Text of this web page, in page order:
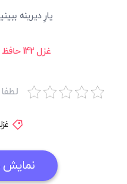
یارِ دیرینه
غزل 142 حافظ
نمایش